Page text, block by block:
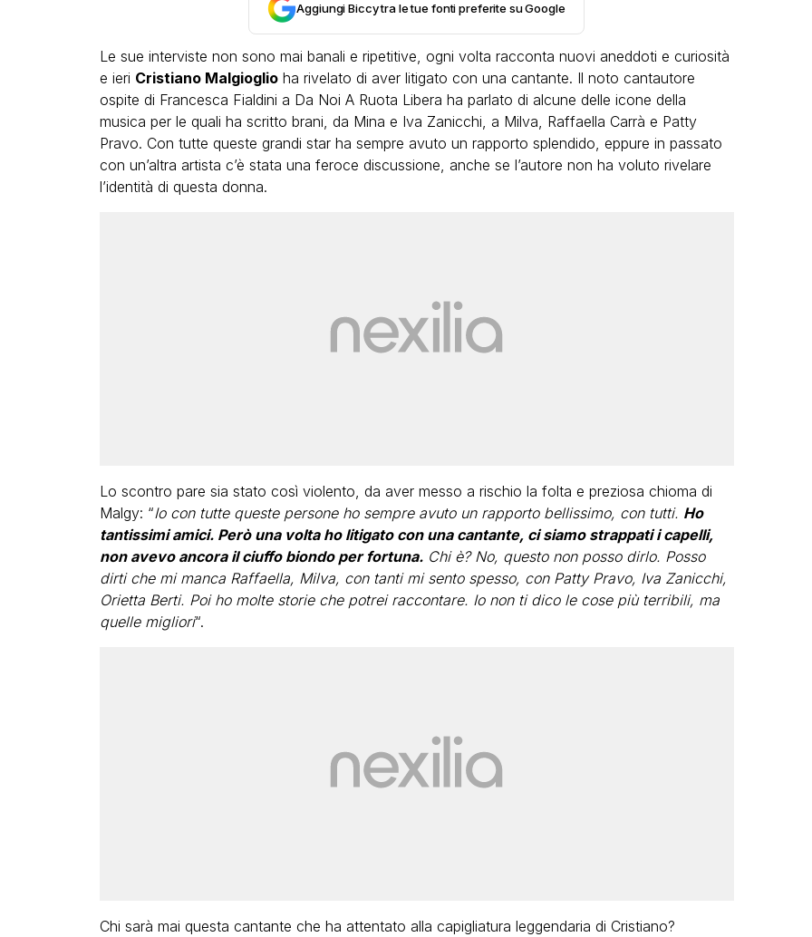
Aggiungi Biccy tra le tue fonti preferite su Google
Le sue interviste non sono mai banali e ripetitive, ogni volta racconta nuovi aneddoti e curiosità
e ieri Cristiano Malgioglioha rivelato di aver litigato con una cantante. Il noto cantautore
ospite di Francesca Fialdini a Da Noi A Ruota Libera ha parlato di alcune delle icone della
musica per le quali ha scritto brani, da Mina e Iva Zanicchi, a Milva, Raffaella Carrà e Patty
Pravo. Con tutte queste grandi star ha sempre avuto un rapporto splendido, eppure in passato
con un’altra artista c’è stata una feroce discussione, anche se l’autore non ha voluto rivelare
l’identità di questa donna.
Lo scontro pare sia stato così violento, da aver messo a rischio la folta e preziosa chioma di
Malgy: “Io con tutte queste persone ho sempre avuto un rapporto bellissimo, con tutti. Ho
tantissimi amici. Però una volta ho litigato con una cantante, ci siamo strappati i capelli,
non avevo ancora il ciuffo biondo per fortuna.Chi è? No, questo non posso dirlo. Posso
dirti che mi manca Raffaella, Milva, con tanti mi sento spesso, con Patty Pravo, Iva Zanicchi,
Orietta Berti. Poi ho molte storie che potrei raccontare. Io non ti dico le cose più terribili, ma
quelle migliori“.
Chi sarà mai questa cantante che ha attentato alla capigliatura leggendaria di Cristiano?
LGBT
Bambola Star, la festa di
VIRAL